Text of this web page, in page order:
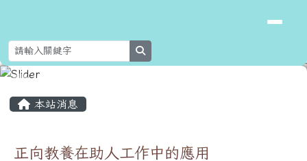
本站消息
正向教養在助人工作中的應用